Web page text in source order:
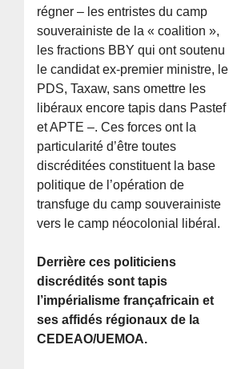
régner – les entristes du camp
souverainiste de la « coalition »,
les fractions BBY qui ont soutenu
le candidat ex-premier ministre, le
PDS, Taxaw, sans omettre les
libéraux encore tapis dans Pastef
et APTE –. Ces forces ont la
particularité d’être toutes
discréditées constituent la base
politique de l’opération de
transfuge du camp souverainiste
vers le camp néocolonial libéral.
Derrière ces politiciens
discrédités sont tapis
l’impérialisme françafricain et
ses affidés régionaux de la
CEDEAO/UEMOA.